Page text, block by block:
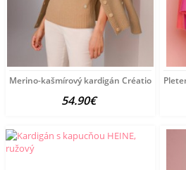
Merino-kašmírový kardigán Création L
54.90€